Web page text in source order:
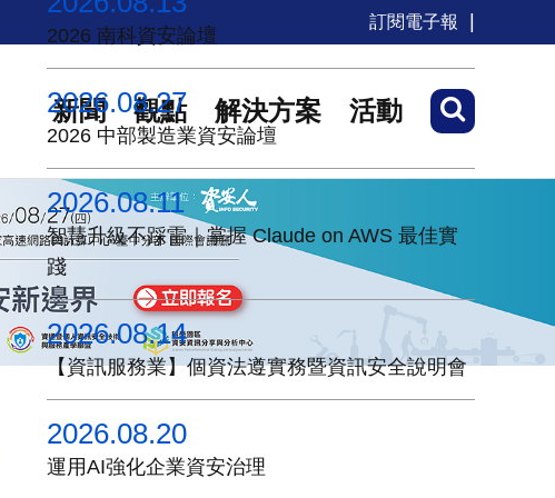
訂閱電子報
新聞 觀點 解決方案 活動
2026 南科資安論壇
2026.08.27
2026 中部製造業資安論壇
2026.08.11
智慧升級不踩雷｜掌握 Claude on AWS 最佳實
踐
2026.08.14
【資訊服務業】個資法遵實務暨資訊安全說明會
2026.08.20
運用AI強化企業資安治理